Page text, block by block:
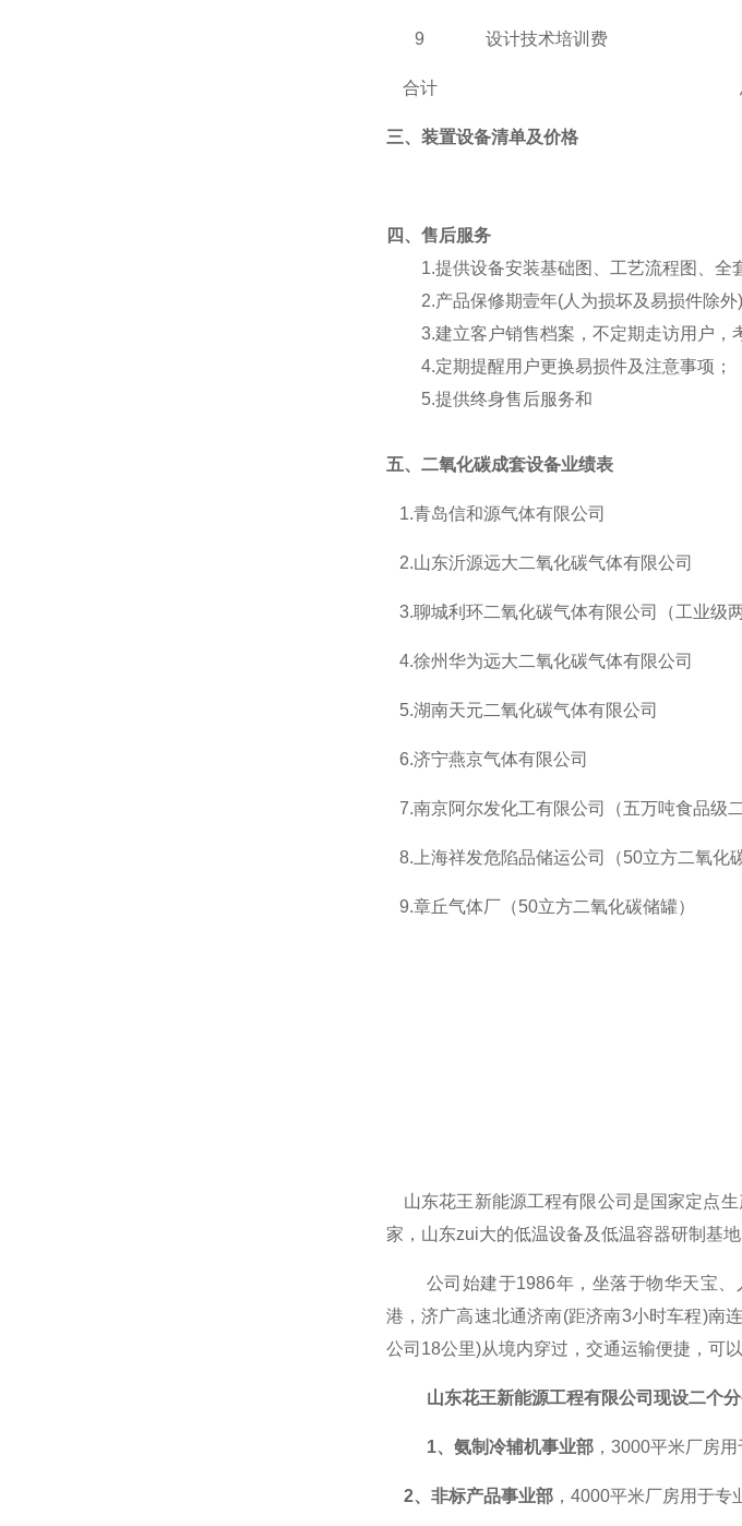
9 设计技术培训费
合计
三、装置设备清单及价格
四、 售后服务
1.提供设备安装基础图、工艺流程图、全
2.产品保修期壹年(人为损坏及易损件除外)
3.建立客户销售档案，不定期走访用户，
4.定期提醒用户更换易损件及注意事项；
5.提供终身售后服务和
五、 二氧化碳成套设备业绩表
1.青岛信和源气体有限公司
2.山东沂源远大二氧化碳气体有限公司
3.聊城利环二氧化碳气体有限公司（工业级
4.徐州华为远大二氧化碳气体有限公司
5.湖南天元二氧化碳气体有限公司
6.济宁燕京气体有限公司
7.南京阿尔发化工有限公司（五万吨食品级
8. 上海祥发危陷品储运公司（50立方二氧化
9.章丘气体厂（50立方二氧化碳储罐）
山东花王新能源工程有限公司是国家定点
家，山东zui大的低温设备及低温容器研制基地
公司 始建于1986年 ， 坐落于物华天宝
港，济广高速北通济南(距济南3小时车程)南
公司18公里)从境内穿过，交通运输便捷，可以
山东花王新能源工程有限公司 现设二个分
1、氨制冷辅机事业部， 3000平米厂房用
2、非标产品事业部， 4000平米厂房用于专